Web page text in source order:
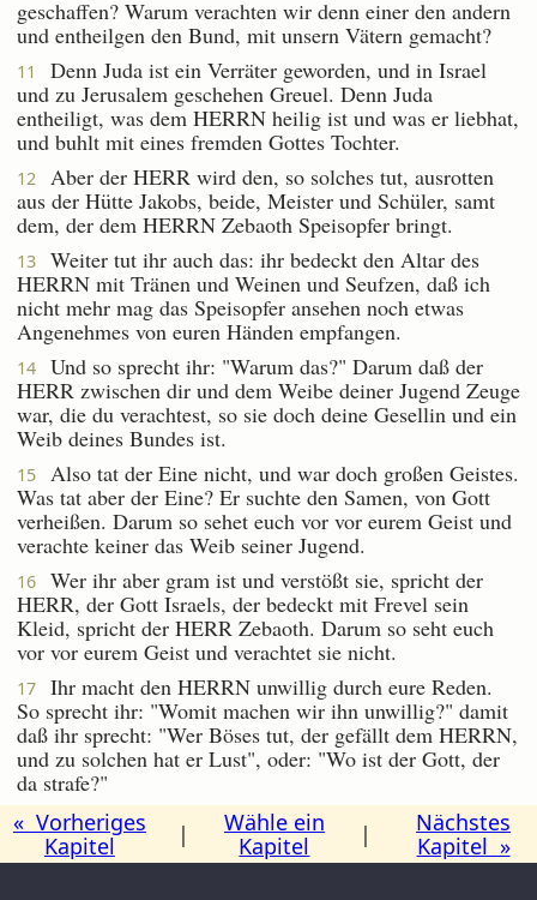
geschaffen? Warum verachten wir denn einer den andern
und entheilgen den Bund, mit unsern Vätern gemacht?
11
Denn Juda ist ein Verräter geworden, und in Israel
und zu Jerusalem geschehen Greuel. Denn Juda
entheiligt, was dem HERRN heilig ist und was er liebhat,
und buhlt mit eines fremden Gottes Tochter.
12
Aber der HERR wird den, so solches tut, ausrotten
aus der Hütte Jakobs, beide, Meister und Schüler, samt
dem, der dem HERRN Zebaoth Speisopfer bringt.
13
Weiter tut ihr auch das: ihr bedeckt den Altar des
HERRN mit Tränen und Weinen und Seufzen, daß ich
nicht mehr mag das Speisopfer ansehen noch etwas
Angenehmes von euren Händen empfangen.
14
Und so sprecht ihr: "Warum das?" Darum daß der
HERR zwischen dir und dem Weibe deiner Jugend Zeuge
war, die du verachtest, so sie doch deine Gesellin und ein
Weib deines Bundes ist.
15
Also tat der Eine nicht, und war doch großen Geistes.
Was tat aber der Eine? Er suchte den Samen, von Gott
verheißen. Darum so sehet euch vor vor eurem Geist und
verachte keiner das Weib seiner Jugend.
16
Wer ihr aber gram ist und verstößt sie, spricht der
HERR, der Gott Israels, der bedeckt mit Frevel sein
Kleid, spricht der HERR Zebaoth. Darum so seht euch
vor vor eurem Geist und verachtet sie nicht.
17
Ihr macht den HERRN unwillig durch eure Reden.
So sprecht ihr: "Womit machen wir ihn unwillig?" damit
daß ihr sprecht: "Wer Böses tut, der gefällt dem HERRN,
und zu solchen hat er Lust", oder: "Wo ist der Gott, der
da strafe?"
« Vorheriges
Kapitel
|
Wähle ein
Kapitel
|
Nächstes
Kapitel »